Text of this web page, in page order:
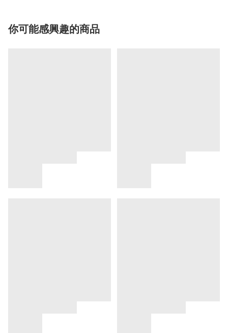
你可能感興趣的商品